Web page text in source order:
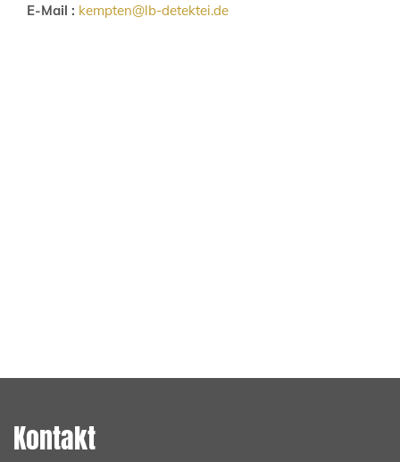
E-Mail : kempten@lb-detektei.de
Kontakt